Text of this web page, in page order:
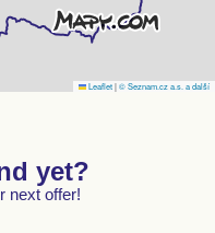
Leaflet|© Seznam.cz a.s. a další
yet?
next offer!